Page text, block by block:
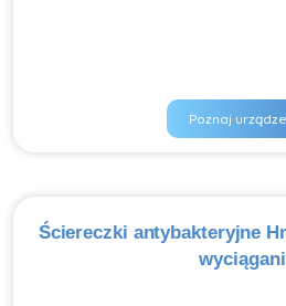
Poznaj
Ściereczki antybakteryjne